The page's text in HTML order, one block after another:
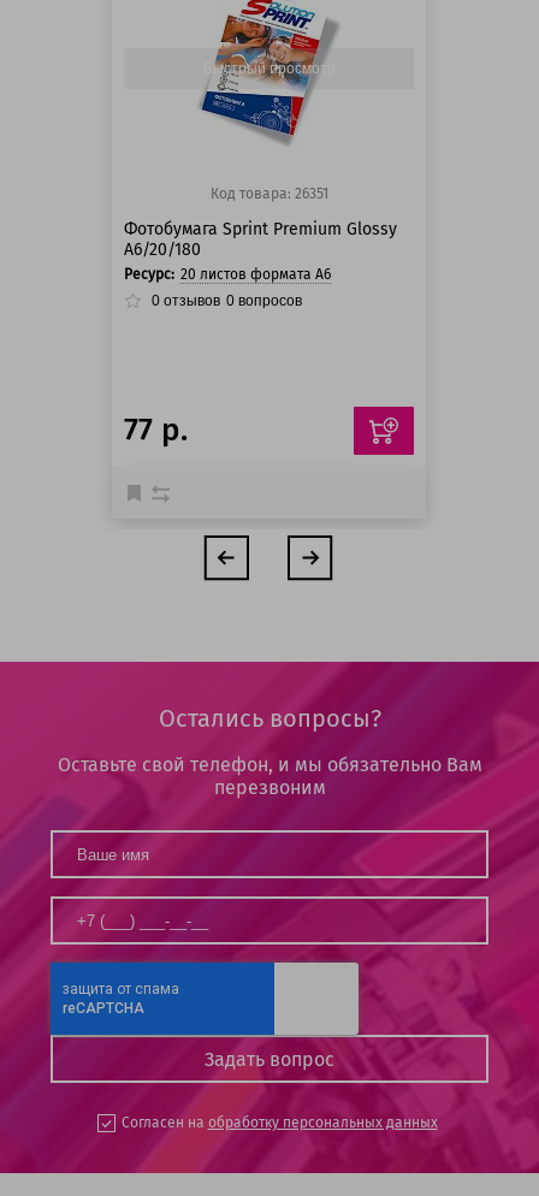
125 баллов
125 баллов
Быстрый просмотр
Код товара: 26351
Фотобумага Sprint Premium Glossy
A6/20/180
Ресурс: 20 листов формата А6
0 отзывов 0 вопросов
77 р.
Остались вопросы?
Оставьте свой телефон, и мы обязательно Вам
перезвоним
Согласен на обработку персональных данных